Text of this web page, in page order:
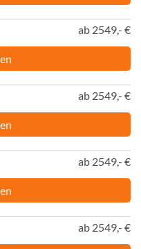
ab 2549,- €
ab 2549,- €
ab 2549,- €
ab 2549,- €